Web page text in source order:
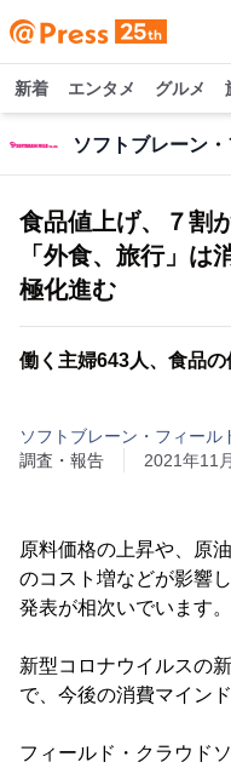
新着 エンタメ グルメ
食品値上げ、７割
「外食、旅行」は
極化進む
働く主婦643人、食品
ソフトブレーン・フィール
調査・報告
2021年11
原料価格の上昇や、原
のコスト増などが影響
発表が相次いでいます。
新型コロナウイルスの
で、今後の消費マイン
フィールド・クラウド